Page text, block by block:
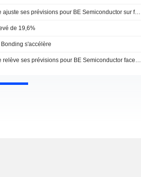
AlphaValue/Baader Europe ajuste ses prévisions pour BE Semiconductor sur fond d'investissements dans l'IA
de 19,6%
s'accélère
AlphaValue/Baader Europe relève ses prévisions pour BE Semiconductor face aux avancées de la gravure de puces